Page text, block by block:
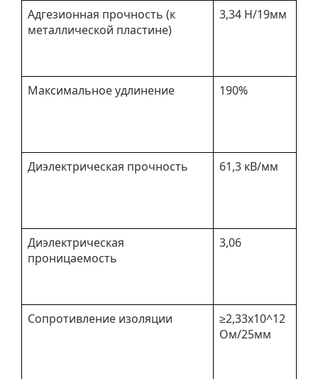
Адгезионная прочность (к
металлической пластине)
3,34 Н/19мм
Максимальное удлинение 190%
Диэлектрическая прочность 61,3 кВ/мм
Диэлектрическая
проницаемость
3,06
Сопротивление изоляции
≥2,33х10^12
Ом/25мм